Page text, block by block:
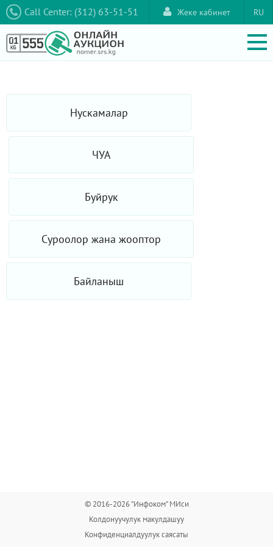
Call Center: (312) 63-51-51 RU
Жеке кабинет
Нускамалар
ЧУА
Буйрук
Суроолор жана жооптор
Байланыш
© 2016-2026 "Инфоком" МИси
Колдонуучулук макулдашуу
Конфиденциалдуулук саясаты